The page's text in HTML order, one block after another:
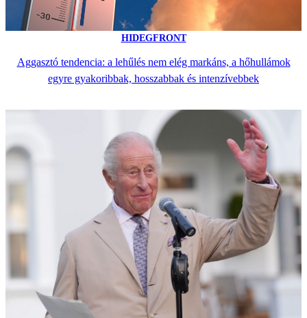
HIDEGFRONT
Aggasztó tendencia: a lehűlés nem elég markáns, a hőhullámok
egyre gyakoribbak, hosszabbak és intenzívebbek